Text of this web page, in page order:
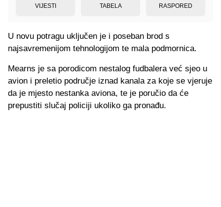
VIJESTI TABELA RASPORED
U novu potragu uključen je i poseban brod s
najsavremenijom tehnologijom te mala podmornica.
Mearns je sa porodicom nestalog fudbalera već sjeo u
avion i preletio područje iznad kanala za koje se vjeruje
da je mjesto nestanka aviona, te je poručio da će
prepustiti slučaj policiji ukoliko ga pronađu.